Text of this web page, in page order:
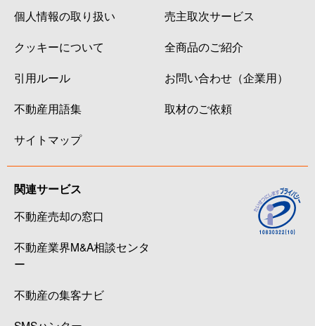
個人情報の取り扱い
クッキーについて
引用ルール
不動産用語集
サイトマップ
売主取次サービス
全商品のご紹介
お問い合わせ（企業用）
取材のご依頼
関連サービス
不動産売却の窓口
不動産業界M&A相談センタ
ー
不動産の集客ナビ